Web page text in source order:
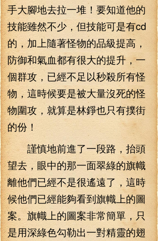
手大腳地去拉一堆！要知道他的
技能雖然不少，但技能可是有cd
的，加上隨著怪物的品級提高，
防御和氣血都有很大的提升，一
個群攻，已經不足以秒殺所有怪
物，這時候要是被大量沒死的怪
物圍攻，就算是林錚也只有撲街
的份！
謹慎地前進了一段路，抬頭
望去，眼中的那一面翠綠的旗幟
離他們已經不是很遙遠了，這時
候他們已經能夠看到旗幟上的圖
案。旗幟上的圖案非常簡單，只
是用深綠色勾勒出一對精靈的翅